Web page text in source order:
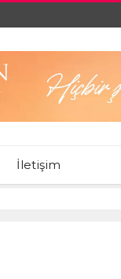
İletişim